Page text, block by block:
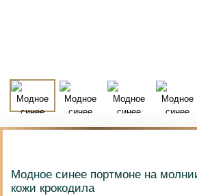
Модное синее портмоне на
кожи крокодила